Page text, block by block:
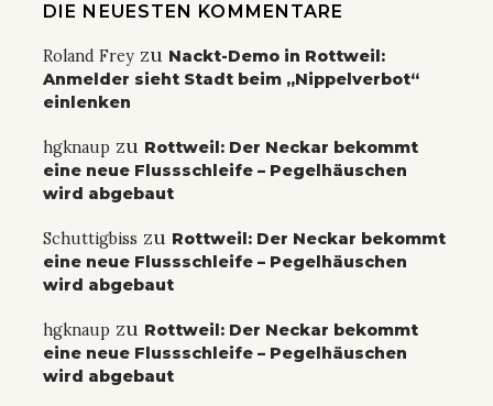
DIE NEUESTEN KOMMENTARE
Roland Frey zu Nackt-Demo in Rottweil:
Anmelder sieht Stadt beim „Nippelverbot“
einlenken
hgknaup zu Rottweil: Der Neckar bekommt
eine neue Flussschleife – Pegelhäuschen
wird abgebaut
Schuttigbiss zu Rottweil: Der Neckar bekommt
eine neue Flussschleife – Pegelhäuschen
wird abgebaut
hgknaup zu Rottweil: Der Neckar bekommt
eine neue Flussschleife – Pegelhäuschen
wird abgebaut